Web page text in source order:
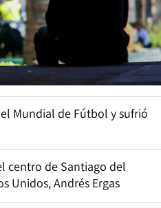
Mundial de Fútbol y sufrió
centro de Santiago del
Unidos, Andrés Ergas